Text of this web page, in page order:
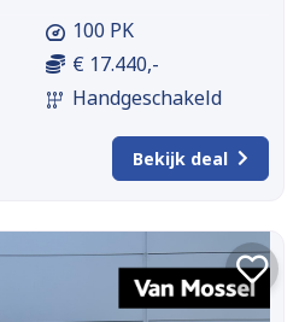
100 PK
€ 17.440,-
Handgeschakeld
Bekijk deal